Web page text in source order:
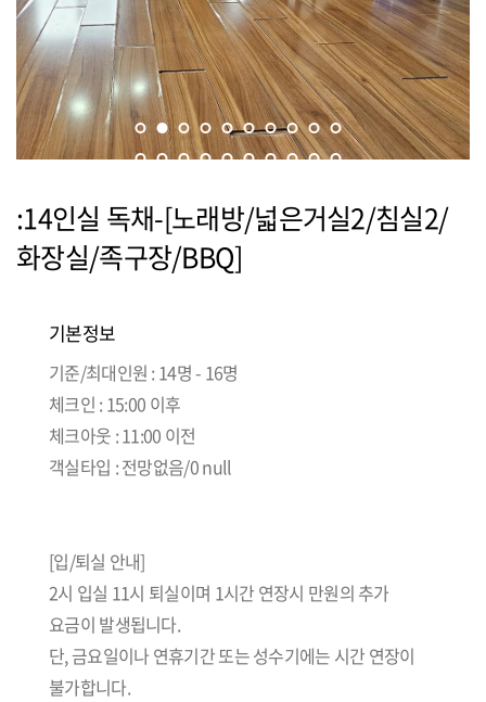
:14인실 독채-[노래방/넓은거실2/침실2/
화장실/족구장/BBQ]
기본정보
기준/최대인원 : 14명 - 16명
체크인 : 15:00 이후
체크아웃 : 11:00 이전
객실타입 : 전망없음/0 null
[입/퇴실 안내]
2시 입실 11시 퇴실이며 1시간 연장시 만원의 추가
요금이 발생됩니다.
단, 금요일이나 연휴기간 또는 성수기에는 시간 연장이
불가합니다.